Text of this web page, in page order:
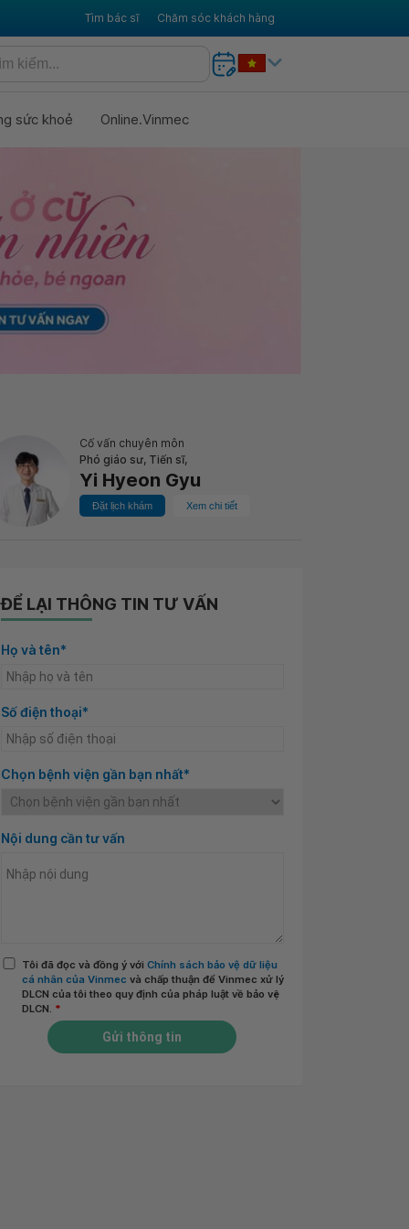
Tìm bác sĩ Chăm sóc khách hàng
sức khoẻ Online.Vinmec
Cố vấn chuyên môn
Phó giáo sư, Tiến sĩ,
Yi Hyeon Gyu
Đặt lịch khám Xem chi tiết
ĐỂ LẠI THÔNG TIN TƯ VẤN
Họ và tên*
Số điện thoại*
Chọn bệnh viện gần bạn nhất*
Nội dung cần tư vấn
Tôi đã đọc và đồng ý với Chính sách bảo vệ dữ liệu
cá nhân của Vinmec và chấp thuận để Vinmec xử lý
DLCN của tôi theo quy định của pháp luật về bảo vệ
DLCN. *
Gửi thông tin